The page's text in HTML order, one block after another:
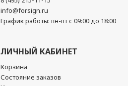
info@forsign.ru
График работы: пн-пт с 09:00 до 18:00
ЛИЧНЫЙ КАБИНЕТ
Корзина
Состояние заказов